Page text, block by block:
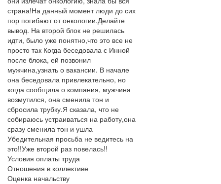
страна!На данный момент люди до сих
пор погибают от онкологии.Делайте
вывод. На второй блок не решилась
идти, было уже понятно,что это все не
просто так Когда беседовала с Инной
после блока, ей позвонил
мужчина,узнать о вакансии. В начале
она беседовала привлекательно, но
когда сообщила о компания, мужчина
возмутился, она сменила тон и
сбросила трубку.Я сказала, что не
собираюсь устраиваться на работу,она
сразу сменила тон и ушла
Убедительная просьба не ведитесь на
это!!Уже второй раз повелась!!
Условия оплаты труда
Отношения в коллективе
Оценка начальству